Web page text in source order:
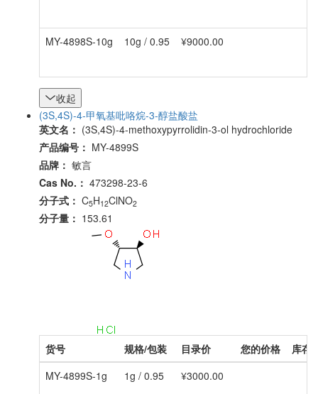
MY-4898S-10g 10g / 0.95 ¥9000.00
收起
(3S,4S)-4-甲氧基吡咯烷-3-醇盐酸盐
英文名： (3S,4S)-4-methoxypyrrolidin-3-ol hydrochloride
产品编号： MY-4899S
品牌： 敏言
Cas No.： 473298-23-6
分子式： C5H12ClNO2
分子量： 153.61
货号 规格/包装 目录价 您的价格
库存
MY-4899S-1g
1g / 0.95 ¥3000.00